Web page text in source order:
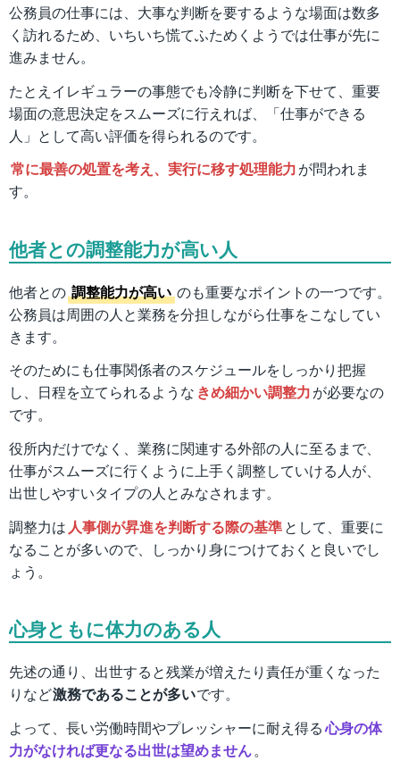
公務員の仕事には、大事な判断を要するような場面は数多
く訪れるため、いちいち慌てふためくようでは仕事が先に
進みません。
たとえイレギュラーの事態でも冷静に判断を下せて、重要
場面の意思決定をスムーズに行えれば、「仕事ができる
人」として高い評価を得られるのです。
常に最善の処置を考え、実行に移す処理能力が問われま
す。
他者との調整能力が高い人
他者との 調整能力が高い のも重要なポイントの一つです。
公務員は周囲の人と業務を分担しながら仕事をこなしてい
きます。
そのためにも仕事関係者のスケジュールをしっかり把握
し、日程を立てられるような きめ細かい調整力が必要なの
です。
役所内だけでなく、業務に関連する外部の人に至るまで、
仕事がスムーズに行くように上手く調整していける人が、
出世しやすいタイプの人とみなされます。
調整力は 人事側が昇進を判断する際の基準として、重要に
なることが多いので、しっかり身につけておくと良いでし
ょう。
心身ともに体力のある人
先述の通り、出世すると残業が増えたり責任が重くなった
りなど激務であることが多いです。
よって、長い労働時間やプレッシャーに耐え得る心身の体
力がなければ更なる出世は望めません。